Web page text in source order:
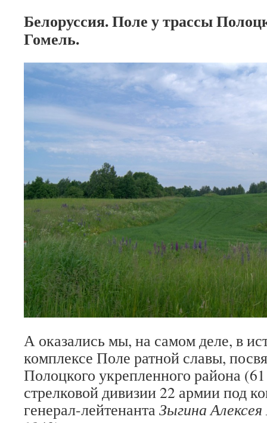
Белоруссия. Поле у трассы
Гомель.
А оказались мы, на самом деле, в
комплексе Поле ратной славы,
Полоцкого укрепленного района
стрелковой дивизии 22 армии под
генерал-лейтенанта Зыгина